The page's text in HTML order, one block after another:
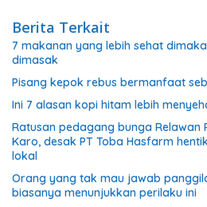
Berita Terkait
7 makanan yang lebih sehat
dimasak
Pisang kepok rebus bermanfaat
Ini 7 alasan kopi hitam lebih
Ratusan pedagang bunga Relawan
Karo, desak PT Toba Hasfarm
lokal
Orang yang tak mau jawab
biasanya menunjukkan perilaku ini